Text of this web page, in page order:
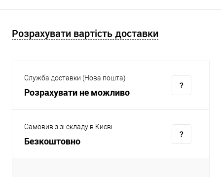
Розрахувати вартість доставки
Служба доставки (Нова пошта)
Розрахувати не можливо
Самовивіз зі складу в Києві
Безкоштовно